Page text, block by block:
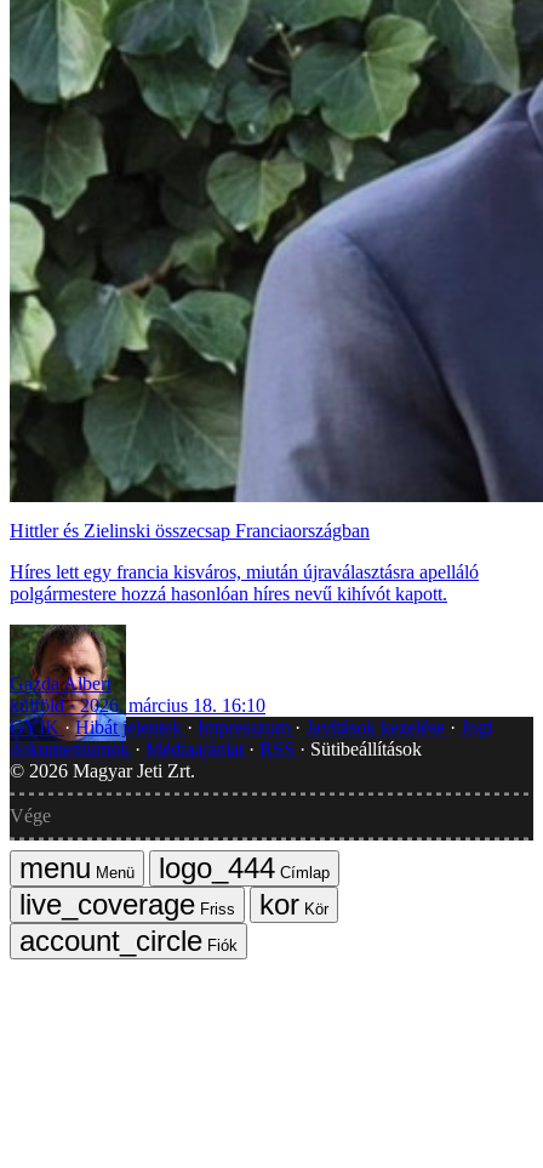
Hittler és Zielinski összecsap Franciaországban
Híres lett egy francia kisváros, miután újraválasztásra apelláló
polgármestere hozzá hasonlóan híres nevű kihívót kapott.
Gazda Albert
külföld
2026. március 18. 16:10
GYIK
Hibát jelentek Impresszum Javítások kezelése
Jogi
dokumentumok
Médiaajánlat RSS
Sütibeállítások
© 2026 Magyar Jeti Zrt.
Vége
Menü
Címlap
Friss
Kör
Fiók